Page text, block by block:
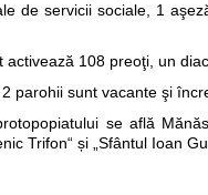
de servicii sociale, 1
activează 108 preoţi, un
parohii sunt vacante şi
se află
Trifon“ și „Sfântul Ioan